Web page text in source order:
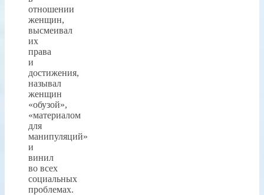
отношении
женщин,
высмеивал
их
права
и
достижения,
называл
женщин
«обузой»,
«материалом
для
манипуляций»
и
винил
во всех
социальных
проблемах.